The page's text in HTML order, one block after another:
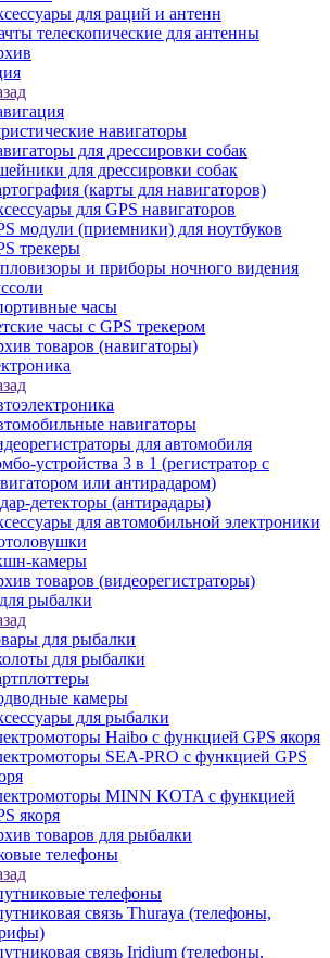
для раций и антенн
телескопические для антенны
навигаторы
для дрессировки собак
для дрессировки собак
(карты для навигаторов)
для GPS навигаторов
модули (приемники) для ноутбуков
трекеры
и приборы ночного видения
часы
часы с GPS трекером
товаров (навигаторы)
навигаторы
для автомобиля
устройства 3 в 1 (регистратор с
или антирадаром)
детекторы (антирадары)
для автомобильной электроники
камеры
товаров (видеорегистраторы)
рыбалки
для рыбалки
для рыбалки
камеры
для рыбалки
Haibo с функцией GPS якоря
SEA-PRO с функцией GPS
MINN KOTA с функцией
якоря
товаров для рыбалки
телефоны
телефоны
связь Thuraya (телефоны,
связь Iridium (телефоны,